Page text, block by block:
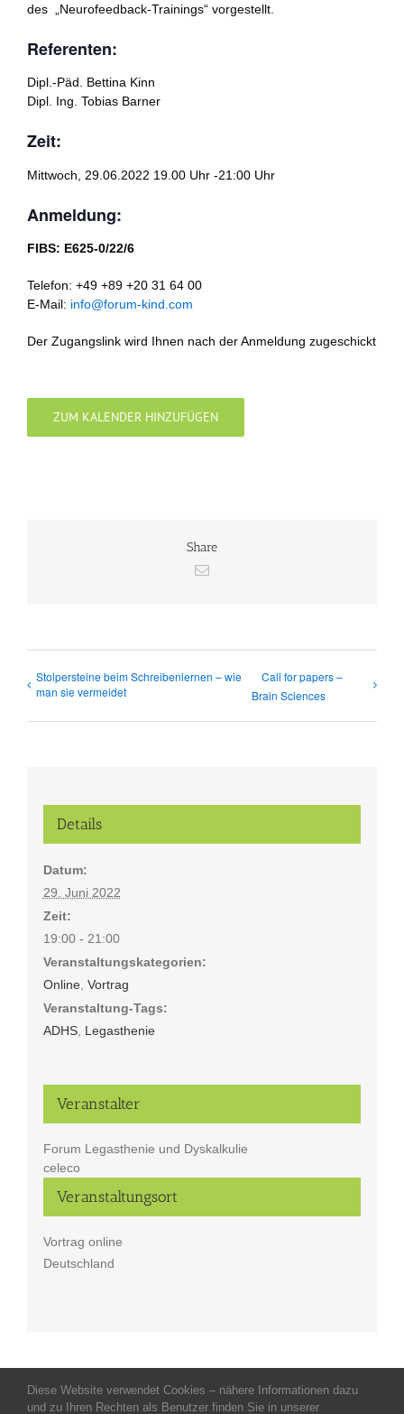
des „Neurofeedback-Trainings“ vorgestellt.
Referenten:
Dipl.-Päd. Bettina Kinn
Dipl. Ing. Tobias Barner
Zeit:
Mittwoch, 29.06.2022 19.00 Uhr -21:00 Uhr
Anmeldung:
FIBS: E625-0/22/6
Telefon: +49 +89 +20 31 64 00
E-Mail: info@forum-kind.com
Der Zugangslink wird Ihnen nach der Anmeldung zugeschickt
ZUM KALENDER HINZUFÜGEN
Share
E-
Stolpersteine beim Schreibenlernen – wie
man sie vermeidet
Call for papers –
Brain Sciences
Details
Datum:
29. Juni 2022
Zeit:
19:00 - 21:00
Veranstaltungskategorien:
Online, Vortrag
Veranstaltung-Tags:
ADHS, Legasthenie
Veranstaltungsort
Vortrag online
Deutschland
Veranstalter
Forum Legasthenie und Dyskalkulie
celeco
Allgemeine Geschäftsbedingungen -Impressum-Datenschutz-
Kontakt- Copyright celeco®
Diese Website verwendet Cookies – nähere Informationen dazu
und zu Ihren Rechten als Benutzer finden Sie in unserer